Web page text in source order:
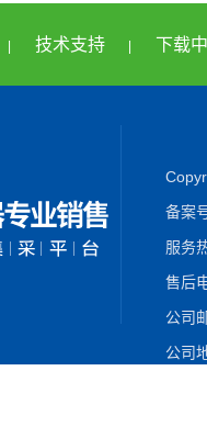
技术支持 下载
备案
服务
售后
公司
公司